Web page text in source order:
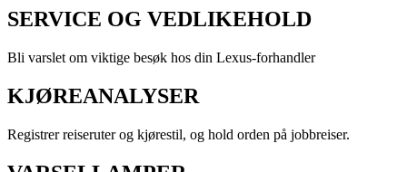
SERVICE OG VEDLIKEHOLD
Bli varslet om viktige besøk hos din Lexus-forhandler
KJØREANALYSER
Registrer reiseruter og kjørestil, og hold orden på jobbreiser.